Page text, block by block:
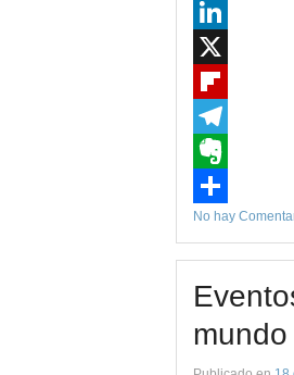
WhatsApp
LinkedIn
Flipboard
Telegram
Evernote
Compartir
No hay